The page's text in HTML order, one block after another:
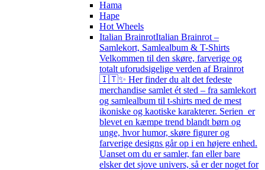
Hama
Hape
Hot Wheels
Italian BrainrotItalian Brainrot –
Samlekort, Samlealbum & T-Shirts
Velkommen til den skøre, farverige og
totalt uforudsigelige verden af Brainrot
🇮🇹✨ Her finder du alt det fedeste
merchandise samlet ét sted – fra samlekort
og samlealbum til t-shirts med de mest
ikoniske og kaotiske karakterer. Serien er
blevet en kæmpe trend blandt børn og
unge, hvor humor, skøre figurer og
farverige designs går op i en højere enhed.
Uanset om du er samler, fan eller bare
elsker det sjove univers, så er der noget for